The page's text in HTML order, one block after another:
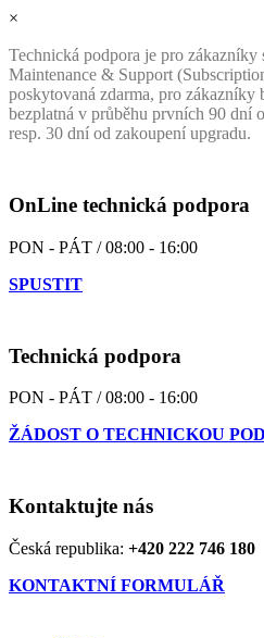
×
Technická podpora je pro
Maintenance & Support
poskytovaná zdarma, pro zákazníky
bezplatná v průběhu prvních 90 dní
resp. 30 dní od zakoupení upgradu.
OnLine technická podpora
PON - PÁT / 08:00 - 16:00
SPUSTIT
Technická podpora
PON - PÁT / 08:00 - 16:00
ŽÁDOST O TECHNICKOU
Kontaktujte nás
Česká republika: +420 222 746 180
KONTAKTNÍ FORMULÁŘ